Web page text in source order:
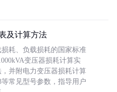
及计算方法
耗、负载损耗的国家标准
变压器损耗计算实
并附电力变压器损耗计算
等常见型号参数，指导用户